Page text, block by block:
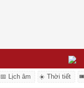
📅 Lịch âm ☀️ Thời tiết